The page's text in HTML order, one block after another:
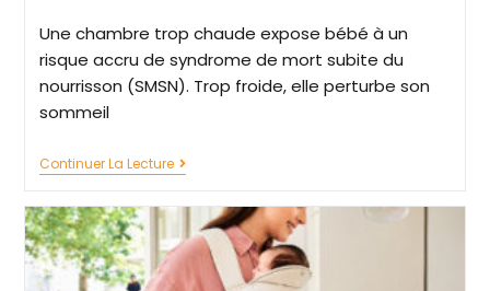
Une chambre trop chaude expose bébé à un
risque accru de syndrome de mort subite du
nourrisson (SMSN). Trop froide, elle perturbe son
sommeil
Continuer La Lecture